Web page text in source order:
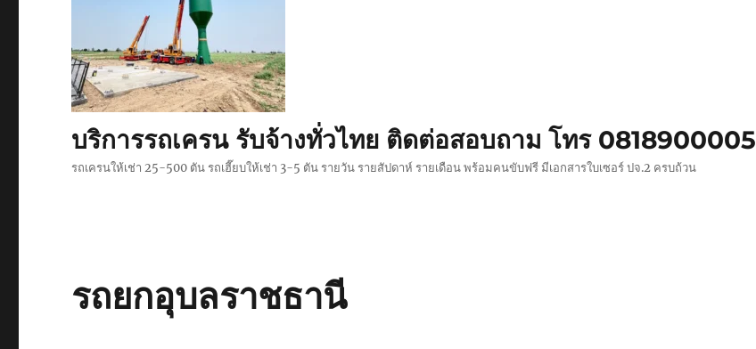
บริการรถเครน รับจ้างทั่วไทย ติดต่อสอบถาม โทร 0818900005
รถเครนให้เช่า 25-500 ตัน รถเฮี๊ยบให้เช่า 3-5 ตัน รายวัน รายสัปดาห์ รายเดือน พร้อมคนขับฟรี มีเอกสารใบเซอร์ ปจ.2 ครบถ้วน
รถยกอุบลราชธานี